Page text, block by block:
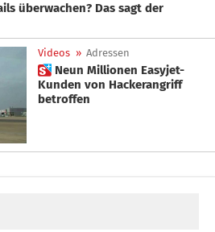
Videos » Adressen
 Neun Millionen Easyjet-
Kunden von Hackerangriff
betroffen